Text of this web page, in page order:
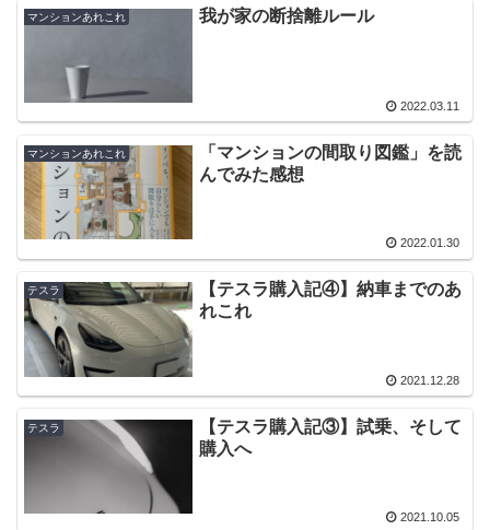
マンションあれこれ 我が家の断捨離ルール
2022.03.11
マンションあれこれ
「マンションの間取り図鑑」を読
んでみた感想
2022.01.30
テスラ
【テスラ購入記④】納車までのあ
れこれ
2021.12.28
テスラ
【テスラ購入記③】試乗、そして
購入へ
2021.10.05